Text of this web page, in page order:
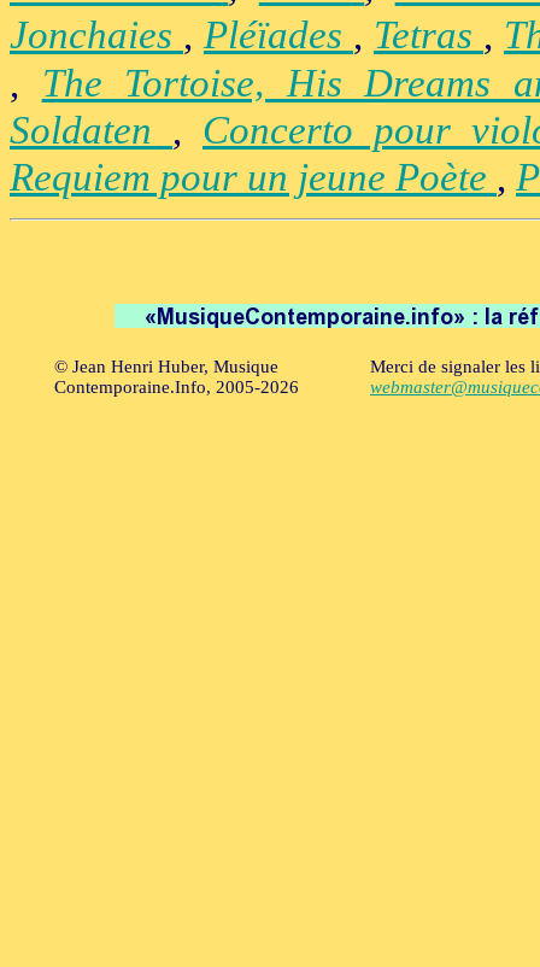
Jonchaies , Pléïades , Tetras ,
, The Tortoise, His Dreams
Soldaten , Concerto pour
Requiem pour un jeune Poète ,
© Jean Henri Huber, Musique
Contemporaine.Info, 2005-2026
Merci de signaler les